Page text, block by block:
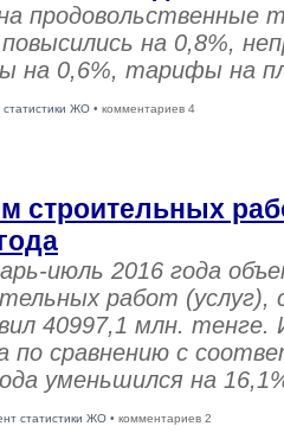
продовольственные
на 0,8%,
на 0,6%, тарифы на
статистики ЖО • комментариев 4
строительных
июль 2016 года
работ (услуг),
40997,1 млн. тенге.
по сравнению с
уменьшился на
статистики ЖО • комментариев 2